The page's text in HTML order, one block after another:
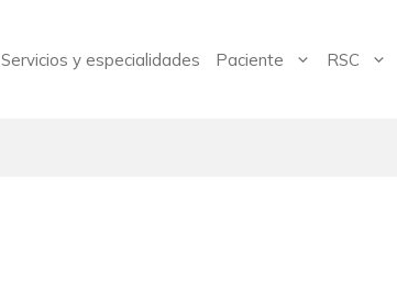
Servicios y especialidades Paciente RSC